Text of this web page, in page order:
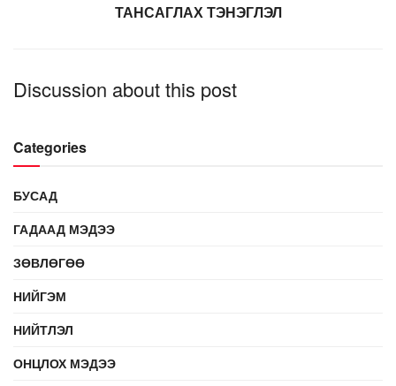
ТАНСАГЛАХ ТЭНЭГЛЭЛ
Discussion about this post
Categories
БУСАД
ГАДААД МЭДЭЭ
ЗӨВЛӨГӨӨ
НИЙГЭМ
НИЙТЛЭЛ
ОНЦЛОХ МЭДЭЭ